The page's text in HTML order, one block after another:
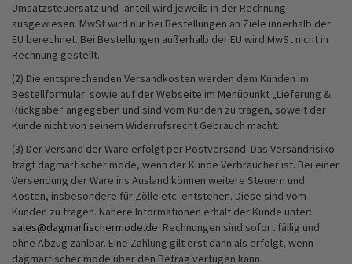
Umsatzsteuersatz und -anteil wird jeweils in der Rechnung
ausgewiesen. MwSt wird nur bei Bestellungen an Ziele innerhalb der
EU berechnet. Bei Bestellungen außerhalb der EU wird MwSt nicht in
Rechnung gestellt.
(2) Die entsprechenden Versandkosten werden dem Kunden im
Bestellformular sowie auf der Webseite im Menüpunkt „Lieferung &
Rückgabe“ angegeben und sind vom Kunden zu tragen, soweit der
Kunde nicht von seinem Widerrufsrecht Gebrauch macht.
(3) Der Versand der Ware erfolgt per Postversand. Das Versandrisiko
trägt dagmarfischer mode, wenn der Kunde Verbraucher ist. Bei einer
Versendung der Ware ins Ausland können weitere Steuern und
Kosten, insbesondere für Zölle etc. entstehen. Diese sind vom
Kunden zu tragen. Nähere Informationen erhält der Kunde unter:
sales@dagmarfischermode.de. Rechnungen sind sofort fällig und
ohne Abzug zahlbar. Eine Zahlung gilt erst dann als erfolgt, wenn
dagmarfischer mode über den Betrag verfügen kann.